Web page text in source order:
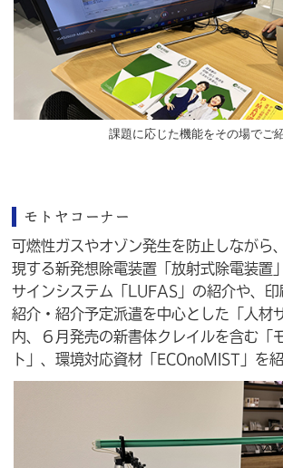
課題に応じた機能をその場でご
モトヤコーナー
可燃性ガスやオゾン発生を防止しながら
現する新発想除電装置「放射式除電装置」
サインシステム「LUFAS」の紹介や、
紹介・紹介予定派遣を中心とした「人材
内、６月発売の新書体クレイルを含む「
ト」、環境対応資材「ECOnoMIST」を